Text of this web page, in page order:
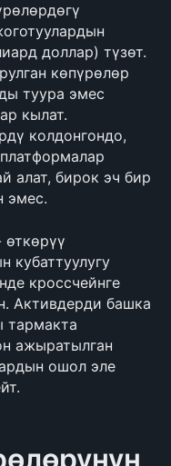
доллар) түзөт.
көпүрөлөр
туура эмес
кылат.
колдонгондо,
алат, бирок эч бир
эмес.
кубаттуулугу
кроссчейнге
Активдерди башка
тармакта
ажыратылган
ошол эле